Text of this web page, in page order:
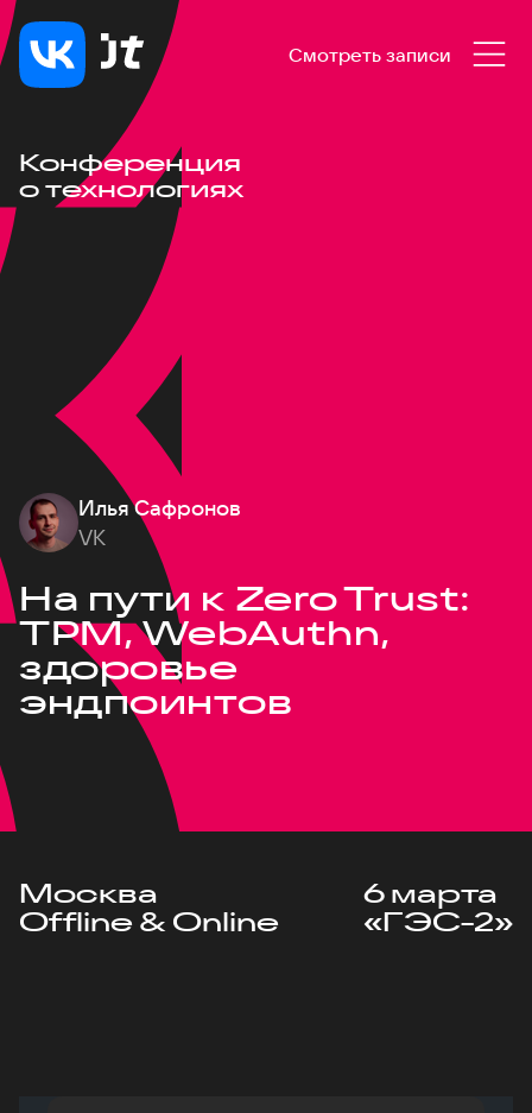
Смотреть записи
Конференция
о технологиях
Илья Сафронов
VK
На пути к Zero Trust:
TPM, WebAuthn,
здоровье
эндпоинтов
Москва
Offline & Online
6 марта
«ГЭС-2»